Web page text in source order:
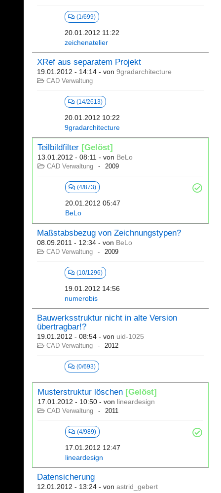
(1/699)
20.01.2012 11:22
zeichenatelier
XRef aus separatem Projekt
19.01.2012 - 14:14 - von 9gradarchitecture
CAD Verwaltung
(14/2613)
20.01.2012 10:22
9gradarchitecture
Teilbildfilter [Gelöst]
13.01.2012 - 08:11 - von BeLo
CAD Verwaltung 2009
(4/873)
20.01.2012 05:47
BeLo
Maßstabsbezug von Zeichnungstypen?
08.09.2011 - 12:34 - von BeLo
CAD Verwaltung 2009
(10/1296)
19.01.2012 14:56
numerobis
Bauwerksstruktur nicht in alte Version
übertragbar!?
19.01.2012 - 08:54 - von uid-1025
CAD Verwaltung 2012
(0/693)
Musterstruktur löschen [Gelöst]
17.01.2012 - 10:50 - von lineardesign
CAD Verwaltung 2011
(4/989)
17.01.2012 12:47
lineardesign
Datensicherung
12.01.2012 - 13:24 - von astrid_gebert